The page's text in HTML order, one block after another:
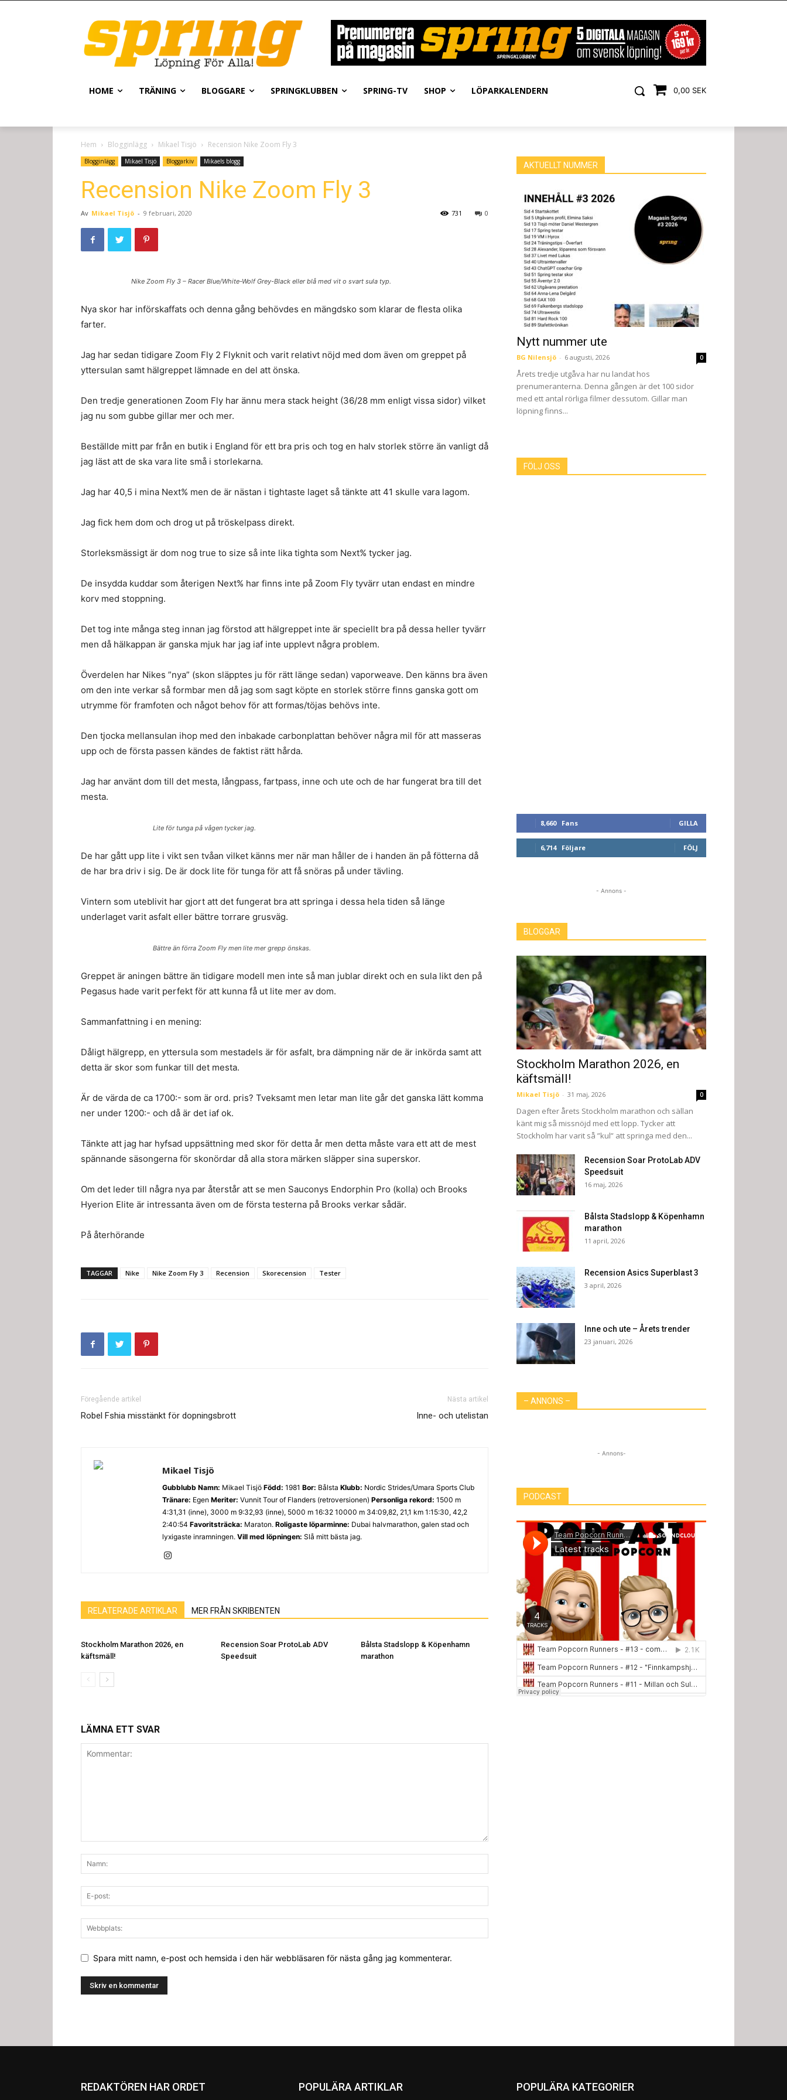
0,00 SEK
HOME TRÄNING BLOGGARE SPRINGKLUBBEN SPRING-TV SHOP LÖPARKALENDERN
Hem Blogginlägg Mikael Tisjö Recension Nike Zoom Fly 3
Blogginlägg Mikael Tisjö Bloggarkiv Mikaels blogg
Recension Nike Zoom Fly 3
Av Mikael Tisjö - 9 februari, 2020 0
731
Nike Zoom Fly 3 – Racer Blue/White-Wolf Grey-Black eller blå med vit o svart sula typ.
Nya skor har införskaffats och denna gång behövdes en mängdsko som klarar de flesta olika
farter.
Jag har sedan tidigare Zoom Fly 2 Flyknit och varit relativt nöjd med dom även om greppet på
yttersulan samt hälgreppet lämnade en del att önska.
Den tredje generationen Zoom Fly har ännu mera stack height (36/28 mm enligt vissa sidor) vilket
jag nu som gubbe gillar mer och mer.
Beställde mitt par från en butik i England för ett bra pris och tog en halv storlek större än vanligt då
jag läst att de ska vara lite små i storlekarna.
Jag har 40,5 i mina Next% men de är nästan i tightaste laget så tänkte att 41 skulle vara lagom.
Jag fick hem dom och drog ut på tröskelpass direkt.
Storleksmässigt är dom nog true to size så inte lika tighta som Next% tycker jag.
De insydda kuddar som återigen Next% har finns inte på Zoom Fly tyvärr utan endast en mindre
korv med stoppning.
Det tog inte många steg innan jag förstod att hälgreppet inte är speciellt bra på dessa heller tyvärr
men då hälkappan är ganska mjuk har jag iaf inte upplevt några problem.
Överdelen har Nikes ”nya” (skon släpptes ju för rätt länge sedan) vaporweave. Den känns bra även
om den inte verkar så formbar men då jag som sagt köpte en storlek större finns ganska gott om
utrymme för framfoten och något behov för att formas/töjas behövs inte.
Den tjocka mellansulan ihop med den inbakade carbonplattan behöver några mil för att masseras
upp och de första passen kändes de faktist rätt hårda.
Jag har använt dom till det mesta, långpass, fartpass, inne och ute och de har fungerat bra till det
mesta.
Lite för tunga på vågen tycker jag.
De har gått upp lite i vikt sen tvåan vilket känns mer när man håller de i handen än på fötterna då
de har bra driv i sig. De är dock lite för tunga för att få snöras på under tävling.
Vintern som uteblivit har gjort att det fungerat bra att springa i dessa hela tiden så länge
underlaget varit asfalt eller bättre torrare grusväg.
Bättre än förra Zoom Fly men lite mer grepp önskas.
Greppet är aningen bättre än tidigare modell men inte så man jublar direkt och en sula likt den på
Pegasus hade varit perfekt för att kunna få ut lite mer av dom.
Sammanfattning i en mening:
Dåligt hälgrepp, en yttersula som mestadels är för asfalt, bra dämpning när de är inkörda samt att
detta är skor som funkar till det mesta.
Är de värda de ca 1700:- som är ord. pris? Tveksamt men letar man lite går det ganska lätt komma
ner under 1200:- och då är det iaf ok.
Tänkte att jag har hyfsad uppsättning med skor för detta år men detta måste vara ett att de mest
spännande säsongerna för skonördar då alla stora märken släpper sina superskor.
Om det leder till några nya par återstår att se men Sauconys Endorphin Pro (kolla) och Brooks
Hyerion Elite är intressanta även om de första testerna på Brooks verkar sådär.
På återhörande
TAGGAR Nike Nike Zoom Fly 3 Recension Skorecension Tester
Föregående artikel
Robel Fshia misstänkt för dopningsbrott
Nästa artikel
Inne- och utelistan
Mikael Tisjö
Gubblubb Namn: Mikael Tisjö Född: 1981 Bor: Bålsta Klubb: Nordic Strides/Umara Sports Club
Tränare: Egen Meriter: Vunnit Tour of Flanders (retroversionen) Personliga rekord: 1500 m
4:31,31 (inne), 3000 m 9:32,93 (inne), 5000 m 16:32 10000 m 34:09,82, 21,1 km 1:15:30, 42,2
2:40:54 Favoritsträcka: Maraton. Roligaste löparminne: Dubai halvmarathon, galen stad och
lyxigaste inramningen. Vill med löpningen: Slå mitt bästa jag.
RELATERADE ARTIKLAR MER FRÅN SKRIBENTEN
Stockholm Marathon 2026, en
käftsmäll!
Recension Soar ProtoLab ADV
Speedsuit
Bålsta Stadslopp & Köpenhamn
marathon
LÄMNA ETT SVAR
Spara mitt namn, e-post och hemsida i den här webbläsaren för nästa gång jag kommenterar.
AKTUELLT NUMMER
Nytt nummer ute
BG Nilensjö - 6 augusti, 2026 0
Årets tredje utgåva har nu landat hos
prenumeranterna. Denna gången är det 100 sidor
med ett antal rörliga filmer dessutom. Gillar man
löpning finns...
FÖLJ OSS
8,660 Fans GILLA
6,714 Följare FÖLJ
- Annons -
BLOGGAR
Stockholm Marathon 2026, en
käftsmäll!
Mikael Tisjö - 31 maj, 2026 0
Dagen efter årets Stockholm marathon och sällan
känt mig så missnöjd med ett lopp. Tycker att
Stockholm har varit så ”kul” att springa med den...
Recension Soar ProtoLab ADV
Speedsuit
16 maj, 2026
Bålsta Stadslopp & Köpenhamn
marathon
11 april, 2026
Recension Asics Superblast 3
3 april, 2026
Inne och ute – Årets trender
23 januari, 2026
– ANNONS –
- Annons-
PODCAST
REDAKTÖREN HAR ORDET POPULÄRA ARTIKLAR POPULÄRA KATEGORIER